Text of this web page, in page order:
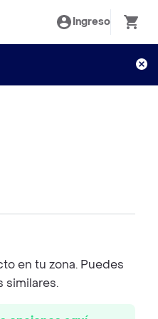
Ingreso
en tu zona. Puedes
similares.